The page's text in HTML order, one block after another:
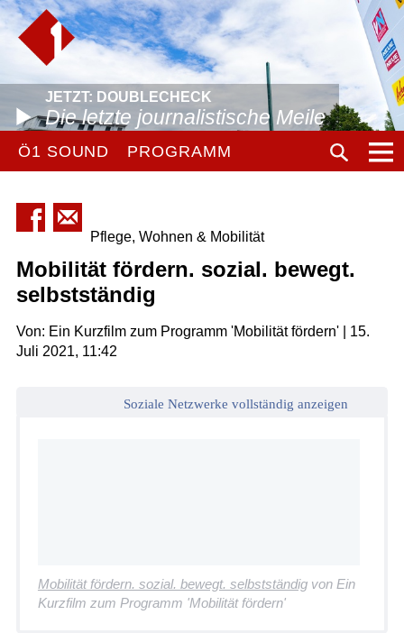
JETZT: DOUBLECHECK
Die letzte journalistische Meile
Ö1 SOUND PROGRAMM
Pflege, Wohnen & Mobilität
Mobilität fördern. sozial. bewegt.
selbstständig
Von: Ein Kurzfilm zum Programm 'Mobilität fördern' | 15.
Juli 2021, 11:42
Soziale Netzwerke vollständig anzeigen
Mobilität fördern. sozial. bewegt. selbstständigvon Ein
Kurzfilm zum Programm 'Mobilität fördern'